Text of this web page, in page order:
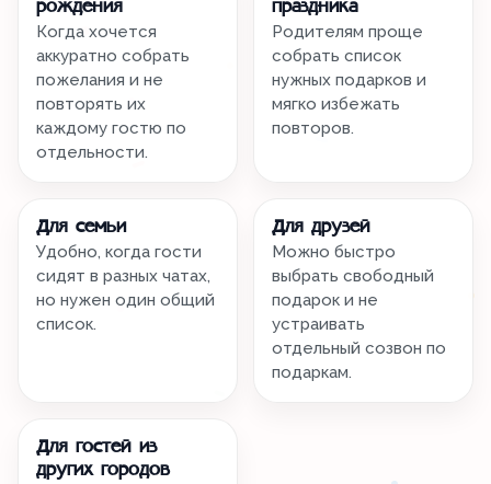
рождения
Когда хочется
аккуратно собрать
пожелания и не
повторять их
каждому гостю по
отдельности.
праздника
Родителям проще
собрать список
нужных подарков и
мягко избежать
повторов.
Для семьи
Удобно, когда гости
сидят в разных чатах,
но нужен один общий
список.
Для друзей
Можно быстро
выбрать свободный
подарок и не
устраивать
отдельный созвон по
подаркам.
Для гостей из
других городов